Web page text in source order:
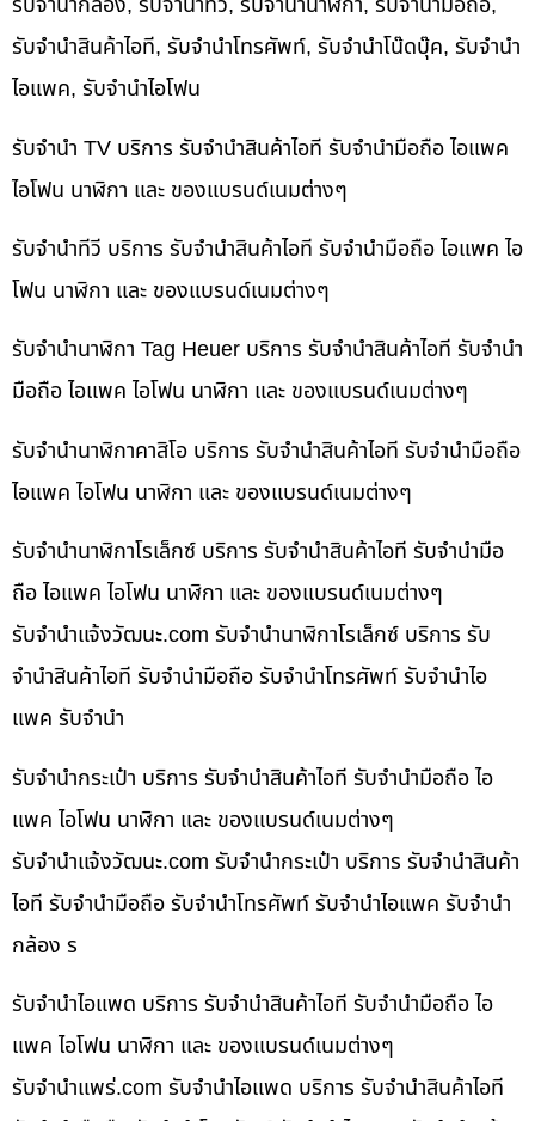
รับจำนำสินค้าไอที, รับจำนำโทรศัพท์, รับจำนำโน๊ดบุ๊ค, รับจำนำ
ไอแพค, รับจำนำไอโฟน
รับจำนำ TV บริการ รับจำนำสินค้าไอที รับจำนำมือถือ ไอแพค
ไอโฟน นาฬิกา และ ของแบรนด์เนมต่างๆ
รับจำนำทีวี บริการ รับจำนำสินค้าไอที รับจำนำมือถือ ไอแพค ไอ
โฟน นาฬิกา และ ของแบรนด์เนมต่างๆ
รับจำนำนาฬิกา Tag Heuer บริการ รับจำนำสินค้าไอที รับจำนำ
มือถือ ไอแพค ไอโฟน นาฬิกา และ ของแบรนด์เนมต่างๆ
รับจำนำนาฬิกาคาสิโอ บริการ รับจำนำสินค้าไอที รับจำนำมือถือ
ไอแพค ไอโฟน นาฬิกา และ ของแบรนด์เนมต่างๆ
รับจำนำนาฬิกาโรเล็กซ์ บริการ รับจำนำสินค้าไอที รับจำนำมือ
ถือ ไอแพค ไอโฟน นาฬิกา และ ของแบรนด์เนมต่างๆ
รับจํานําแจ้งวัฒนะ.com รับจำนำนาฬิกาโรเล็กซ์ บริการ รับ
จำนำสินค้าไอที รับจำนำมือถือ รับจำนำโทรศัพท์ รับจำนำไอ
แพค รับจำนำ
รับจำนำกระเป๋า บริการ รับจำนำสินค้าไอที รับจำนำมือถือ ไอ
แพค ไอโฟน นาฬิกา และ ของแบรนด์เนมต่างๆ
รับจํานําแจ้งวัฒนะ.com รับจำนำกระเป๋า บริการ รับจำนำสินค้า
ไอที รับจำนำมือถือ รับจำนำโทรศัพท์ รับจำนำไอแพค รับจำนำ
กล้อง ร
รับจำนำไอแพด บริการ รับจำนำสินค้าไอที รับจำนำมือถือ ไอ
แพค ไอโฟน นาฬิกา และ ของแบรนด์เนมต่างๆ
รับจํานําแพร่.com รับจำนำไอแพด บริการ รับจำนำสินค้าไอที